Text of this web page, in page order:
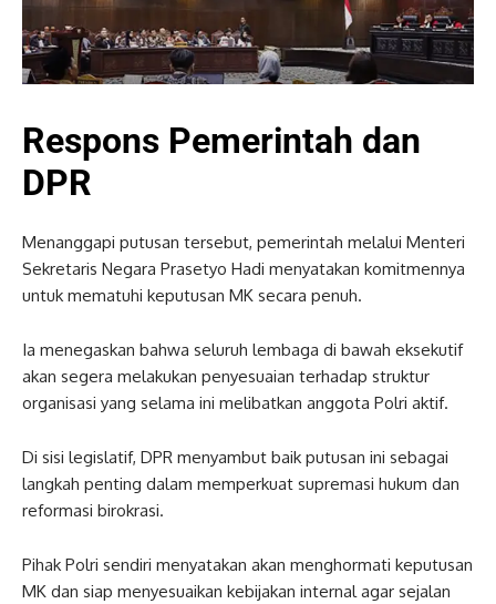
Respons Pemerintah dan
DPR
Menanggapi putusan tersebut, pemerintah melalui Menteri
Sekretaris Negara Prasetyo Hadi menyatakan komitmennya
untuk mematuhi keputusan MK secara penuh.
Ia menegaskan bahwa seluruh lembaga di bawah eksekutif
akan segera melakukan penyesuaian terhadap struktur
organisasi yang selama ini melibatkan anggota Polri aktif.
Di sisi legislatif, DPR menyambut baik putusan ini sebagai
langkah penting dalam memperkuat supremasi hukum dan
reformasi birokrasi.
Pihak Polri sendiri menyatakan akan menghormati keputusan
MK dan siap menyesuaikan kebijakan internal agar sejalan